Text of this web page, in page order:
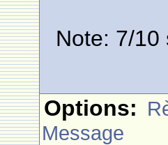
Note: 7/10
Options:
Message